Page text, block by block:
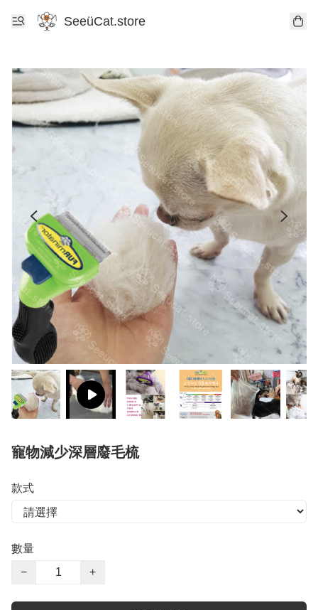
SeeüCat.store
寵物減少深層廢毛梳
款式
數量
−
+